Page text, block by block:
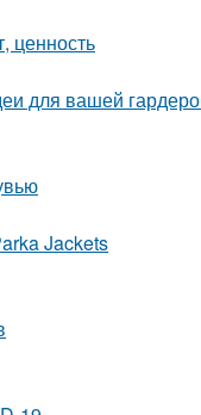
ценность
для вашей
Jackets